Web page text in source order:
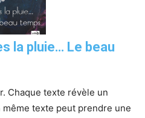
la pluie… Le beau
Chaque texte révèle un
texte peut prendre une